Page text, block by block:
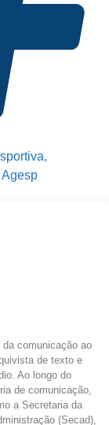
,
comunicação ao
de texto e
Ao longo do
de comunicação,
a Secretaria da
(Secad),